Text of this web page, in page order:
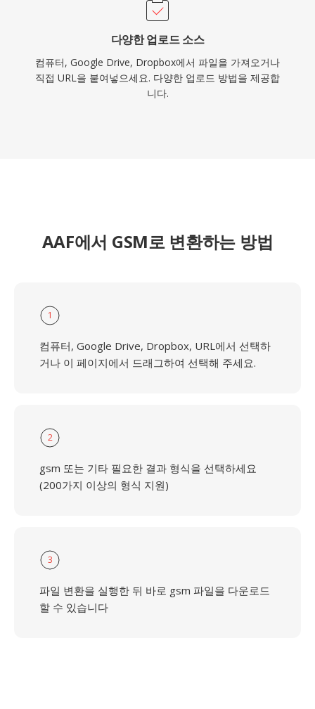
다양한 업로드 소스
컴퓨터, Google Drive, Dropbox에서 파일을 가져오거나
직접 URL을 붙여넣으세요. 다양한 업로드 방법을 제공합
니다.
AAF에서 GSM로 변환하는 방법
1
컴퓨터, Google Drive, Dropbox, URL에서 선택하
거나 이 페이지에서 드래그하여 선택해 주세요.
2
gsm 또는 기타 필요한 결과 형식을 선택하세요
(200가지 이상의 형식 지원)
3
파일 변환을 실행한 뒤 바로 gsm 파일을 다운로드
할 수 있습니다